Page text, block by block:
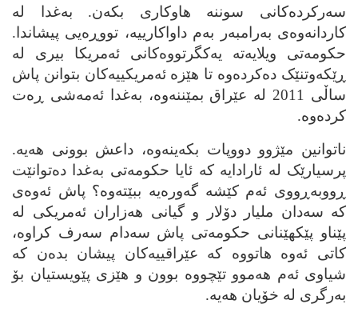
سه‌رکرده‌کانی سوننه‌ هاوکاری بکه‌ن. به‌غدا له‌
کاردانه‌وه‌ی به‌رامبه‌ر به‌م داواکارییه‌، تووڕه‌یی پیشاندا.
حکومه‌تی ویلایه‌ته‌ یه‌کگرتووه‌کانی ئه‌مریکا بیری له‌
ڕێکه‌وتنێک ده‌کرده‌وه‌ تا هێزه‌ ئه‌مریکییه‌کان بتوانن پاش
ساڵی 2011 له‌ عێراق بمێننه‌وه‌، به‌غدا ئه‌مه‌شی ڕه‌ت
کرده‌وه‌.
ناتوانین مێژوو دووپات بکه‌ینه‌وه‌، داعش بوونی هه‌یه‌.
پرسیارێک له‌ ئارادایه‌ که‌ ئایا حکومه‌تی به‌غدا ده‌توانێت
ڕووبه‌ڕووی ئه‌م کێشه‌ گه‌وره‌یه‌ ببێته‌وه‌؟ پاش ئه‌وه‌ی
که‌ سه‌دان ملیار دۆلار و گیانی هه‌زاران ئه‌مریکی له‌
پێناو پێکهێنانی حکومه‌تی پاش سه‌دام سه‌رف کراوه‌،
کاتی ئه‌وه‌ هاتووه‌ که‌ عێراقییه‌کان پیشان بده‌ن که‌
شیاوی ئه‌م هه‌موو تێچووه‌ بوون و هێزی پێویستیان بۆ
به‌رگری له‌ خۆیان هه‌یه‌.